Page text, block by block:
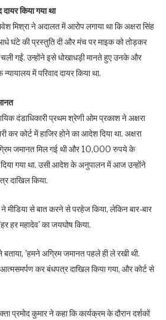
किया गया था
मिश्रा ने अदालत में आरोप लगाया था कि अक्षरा सिंह
घंटे की प्रस्तुति दी और मंच पर माइक को तोड़कर
गईं. उन्होंने इसे धोखाधड़ी मानते हुए उनके और
में परिवाद दायर किया था.
दंडाधिकारी प्रथम श्रेणी ओम प्रकाश ने अक्षरा
कर कोर्ट में हाजिर होने का आदेश दिया था. अक्षरा
जमानत मिल गई थी और 10,000 रुपये के
गया था. उसी आदेश के अनुपालन में आज उन्होंने
दाखिल किया.
ने मीडिया से बात करने से परहेज किया, लेकिन बार-बार
हर महादेव' का जयघोष किया.
बताया, 'हमने अग्रिम जमानत पहले ही ले रखी थी.
कर बंधपत्र दाखिल किया गया, और कोर्ट से
प्रमोद कुमार ने कहा कि कार्यक्रम के दौरान दर्शकों